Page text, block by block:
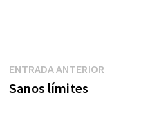
Navegación
de
ENTRADA ANTERIOREntrada
Sanos límites